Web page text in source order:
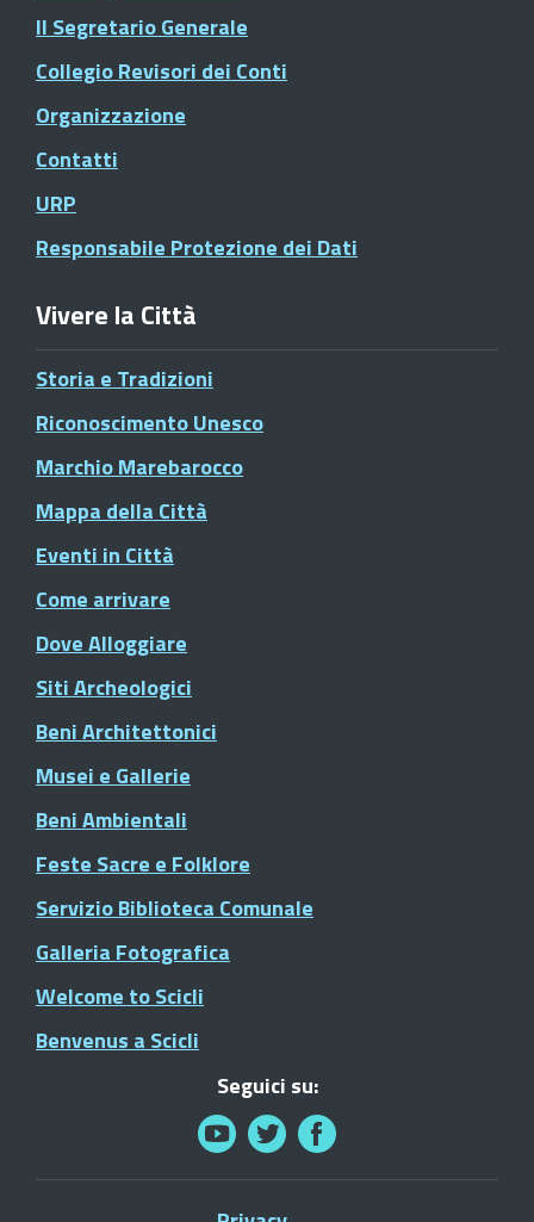
Il Segretario Generale
Collegio Revisori dei Conti
Organizzazione
Contatti
URP
Responsabile Protezione dei Dati
Vivere la Città
Storia e Tradizioni
Riconoscimento Unesco
Marchio Marebarocco
Mappa della Città
Eventi in Città
Come arrivare
Dove Alloggiare
Siti Archeologici
Beni Architettonici
Musei e Gallerie
Beni Ambientali
Feste Sacre e Folklore
Servizio Biblioteca Comunale
Galleria Fotografica
Welcome to Scicli
Benvenus a Scicli
Seguici su: